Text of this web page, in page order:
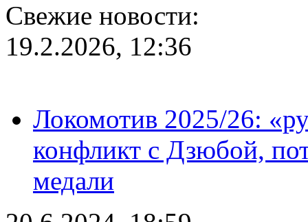
Свежие новости:
19.2.2026, 12:36
Локомотив 2025/26:
конфликт с Дзюбой,
медали